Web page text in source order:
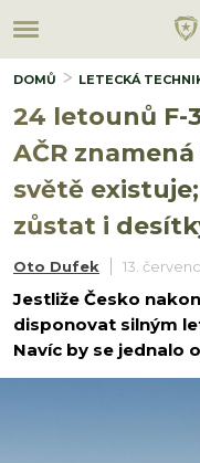
DOMŮ LETECKÁ
24 letounů F-
AČR
světě
zůstat i
Oto Dufek 13.
Jestliže Česko
disponovat silným
Navíc by se jednalo